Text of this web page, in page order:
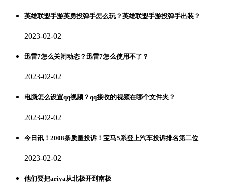
英雄联盟手游英勇投弹手怎么玩？英雄联盟手游投弹手出装？
2023-02-02
迅雷7怎么关闭动态？迅雷7怎么使用不了？
2023-02-02
电脑怎么设置qq视频？qq接收的视频在哪个文件夹？
2023-02-02
今日讯！2008条质量投诉！宝马5系登上汽车投诉排名第二位
2023-02-02
他们要把ariya从北极开到南极